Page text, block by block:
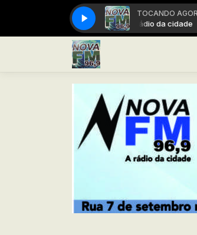
TOCANDO
A Rádio da cidade